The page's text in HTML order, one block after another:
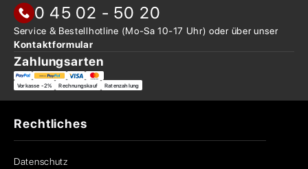
0 45 02 - 50 20
Service & Bestellhotline (Mo-Sa 10-17 Uhr) oder überunser
Kontaktformular
Zahlungsarten
Vorkasse -2% Rechnungskauf Ratenzahlung
Rechtliches
Datenschutz